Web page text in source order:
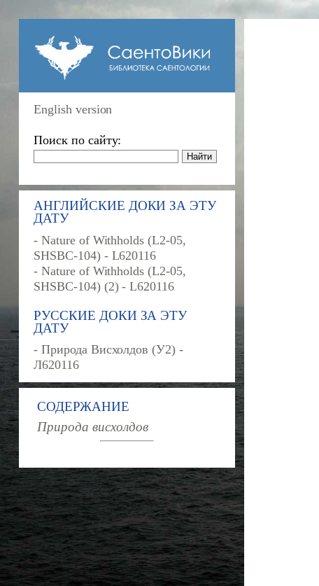
English version
Поиск по сайту:
АНГЛИЙСКИЕ ДОКИ ЗА ЭТУ
ДАТУ
- Nature of Withholds (L2-05,
SHSBC-104) - L620116
- Nature of Withholds (L2-05,
SHSBC-104) (2) - L620116
РУССКИЕ ДОКИ ЗА ЭТУ
ДАТУ
- Природа Висхолдов (У2) -
Л620116
СОДЕРЖАНИЕ
Природа висхолдов